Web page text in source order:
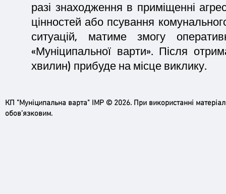
разі знаходження в приміщенні
цінностей або псування
ситуацій, матиме змогу
«Муніципальної варти». Після
хвилин) прибуде на місце виклику.
КП "Муніципальна варта" ІМР © 2026. При використанні
обов’язковим.